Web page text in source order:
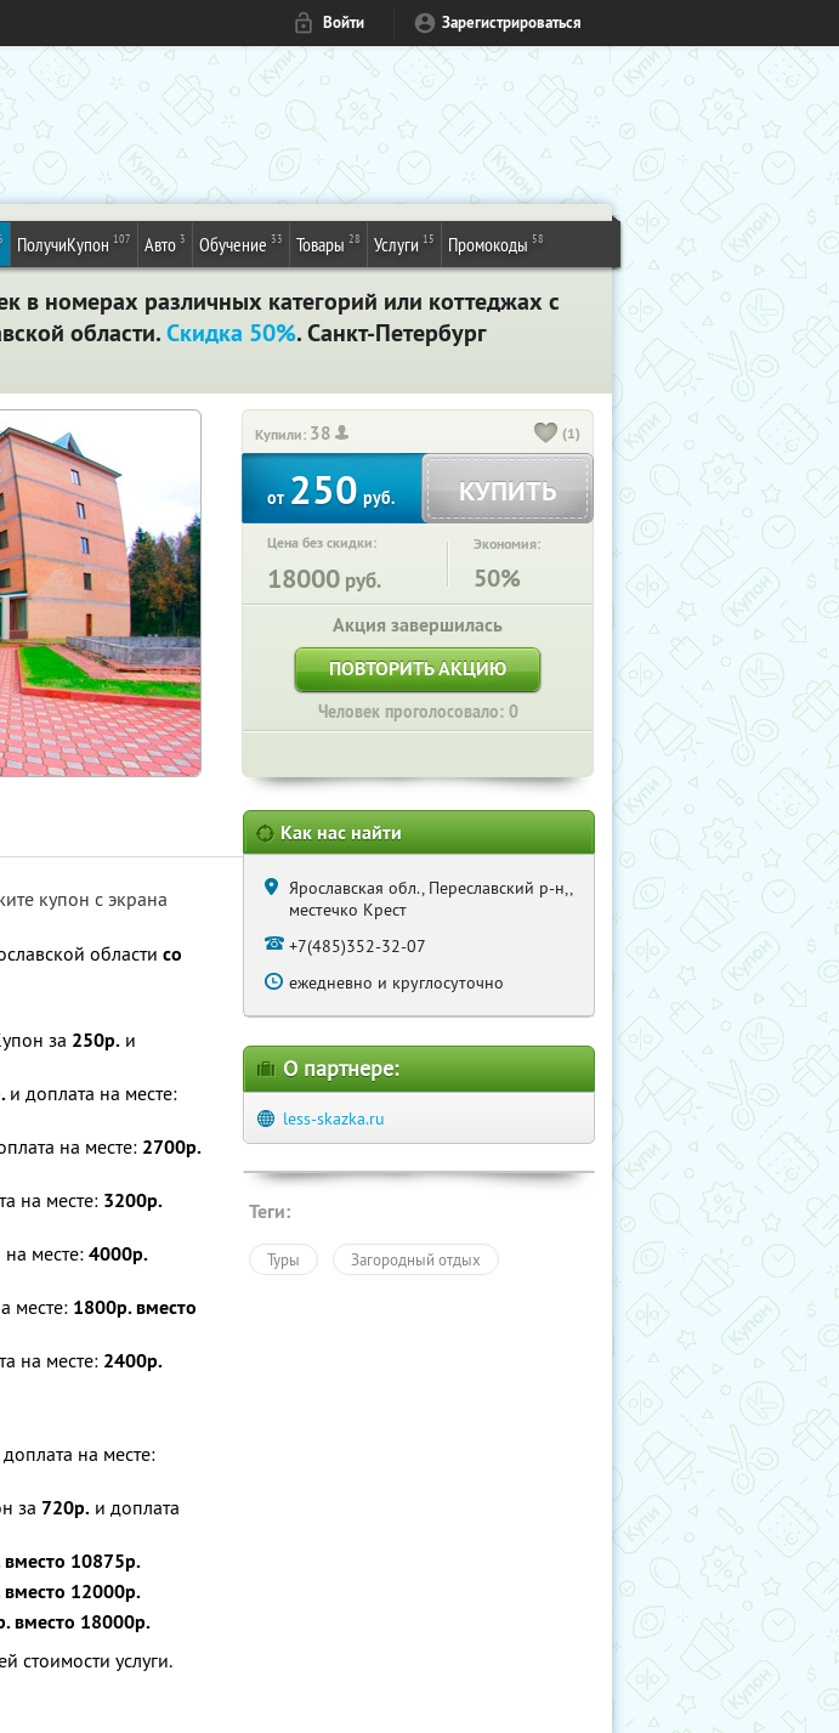
Войти Зарегистрироваться
ПолучиКупон 107 Авто 3 Обучение 33 Товары 28 Услуги 15 Промокоды 58
в номерах различных категорий или коттеджах с
области.Скидка 50%. Санкт-Петербург
Купили: 38 (1)
от250руб. КУПИТЬ
Цена без скидки:
18000 руб.
Экономия:
50%
Акция завершилась
ПОВТОРИТЬ АКЦИЮ
Человек проголосовало: 0
купон с экрана
области со
за 250р. и
и доплата на месте:
на месте: 2700р.
на месте: 3200р.
месте: 4000р.
месте: 1800р. вместо
на месте: 2400р.
на месте:
за 720р. и доплата
10875р.
12000р.
вместо 18000р.
стоимости услуги.
Как нас найти
Ярославская обл., Переславский р-н,,
местечко Крест
+7(485)352-32-07
ежедневно и круглосуточно
О партнере:
less-skazka.ru
Теги:
Туры Загородный отдых